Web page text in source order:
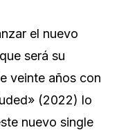
el nuevo
será su
veinte años con
(2022) lo
nuevo single